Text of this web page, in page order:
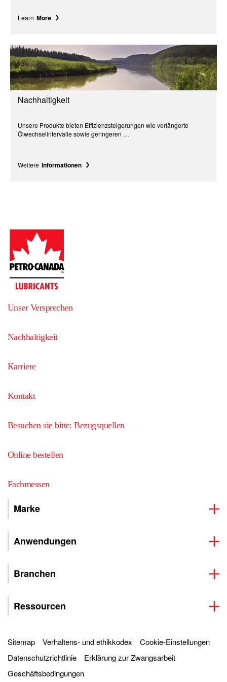
Learn More
Nachhaltigkeit
Unsere Produkte bieten Effizienzsteigerungen wie verlängerte
Ölwechselintervalle sowie geringeren …
Weitere Informationen
Unser Versprechen
Nachhaltigkeit
Karriere
Kontakt
Besuchen sie bitte: Bezugsquellen
Online bestellen
Fachmessen
Marke
Anwendungen
Branchen
Ressourcen
Sitemap Verhaltens- und ethikkodex
Cookie-Einstellungen
Datenschutzrichtlinie
Erklärung zur Zwangsarbeit
Geschäftsbedingungen